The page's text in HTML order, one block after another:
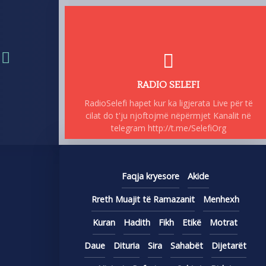
RADIO SELEFI
RadioSelefi hapet kur ka ligjerata Live për të
cilat do t'ju njoftojmë nëpërmjet Kanalit në
telegram http://t.me/SelefiOrg
Faqja kryesore Akide
Rreth Muajit të Ramazanit Menhexh
Kuran Hadith Fikh Etikë Motrat
Daue Dituria Sira Sahabët Dijetarët